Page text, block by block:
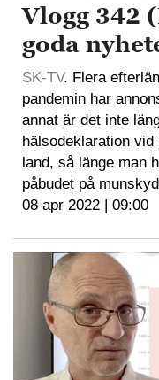
Vlogg 342
goda
SK-TV. Flera
pandemin har
annat är det inte
hälsodeklaration
land, så länge man
påbudet på
08 apr 2022 | 09:00